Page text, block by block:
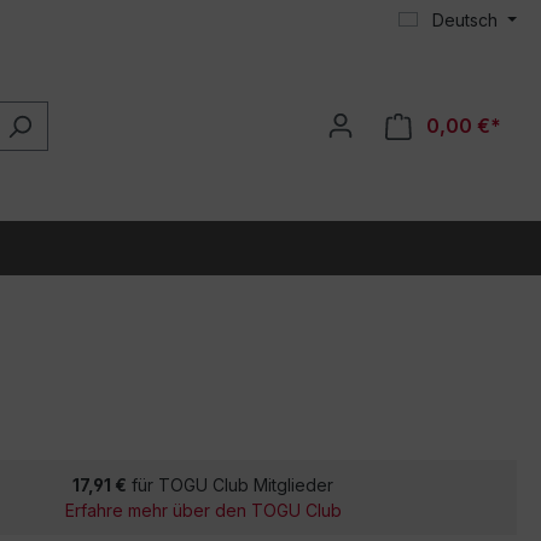
Deutsch
0,00 €*
17,91 € für TOGU Club Mitglieder
Erfahre mehr über den TOGU Club